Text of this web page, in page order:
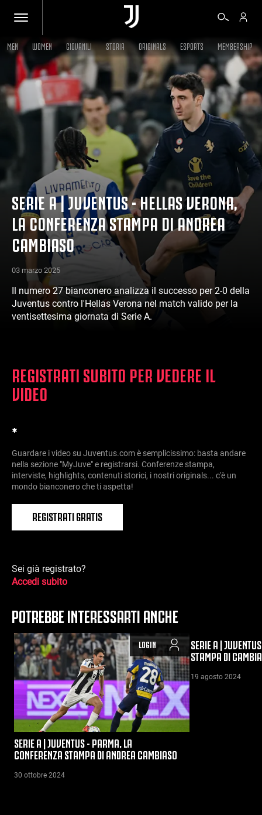
BIGLIETTI
SHOP
BIANCONERI
VIDEO
ALTRO
MEN WOMEN GIOVANILI STORIA ORIGINALS ESPORTS MEMBERSHIP
SERIE A | JUVENTUS - HELLAS VERONA,
LA CONFERENZA STAMPA DI ANDREA
CAMBIASO
03 marzo 2025
Il numero 27 bianconero analizza il successo per 2-0 della
Juventus contro l'Hellas Verona nel match valido per la
ventisettesima giornata di Serie A.
REGISTRATI SUBITO PER VEDERE IL
VIDEO
*
Guardare i video su Juventus.com è semplicissimo: basta andare
nella sezione "MyJuve" e registrarsi. Conferenze stampa,
interviste, highlights, contenuti storici, i nostri originals... c'è un
mondo bianconero che ti aspetta!
REGISTRATI GRATIS
Sei già registrato?
Accedi subito
POTREBBE INTERESSARTI ANCHE
LOGIN
SERIE A | JUVENTUS - PARMA, LA
CONFERENZA STAMPA DI ANDREA CAMBIASO
30 ottobre 2024
SERIE A |
STAMPA DI
19 agosto 2024